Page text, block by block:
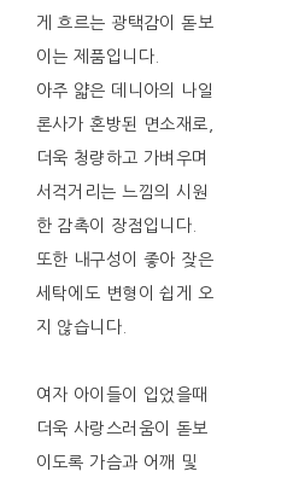
게 흐르는 광택감이 돋보
이는 제품입니다.
아주 얇은 데니아의 나일
론사가 혼방된 면소재로,
더욱 청량하고 가벼우며
서걱거리는 느낌의 시원
한 감촉이 장점입니다.
또한 내구성이 좋아 잦은
세탁에도 변형이 쉽게 오
지 않습니다.
여자 아이들이 입었을때
더욱 사랑스러움이 돋보
이도록 가슴과 어깨 및